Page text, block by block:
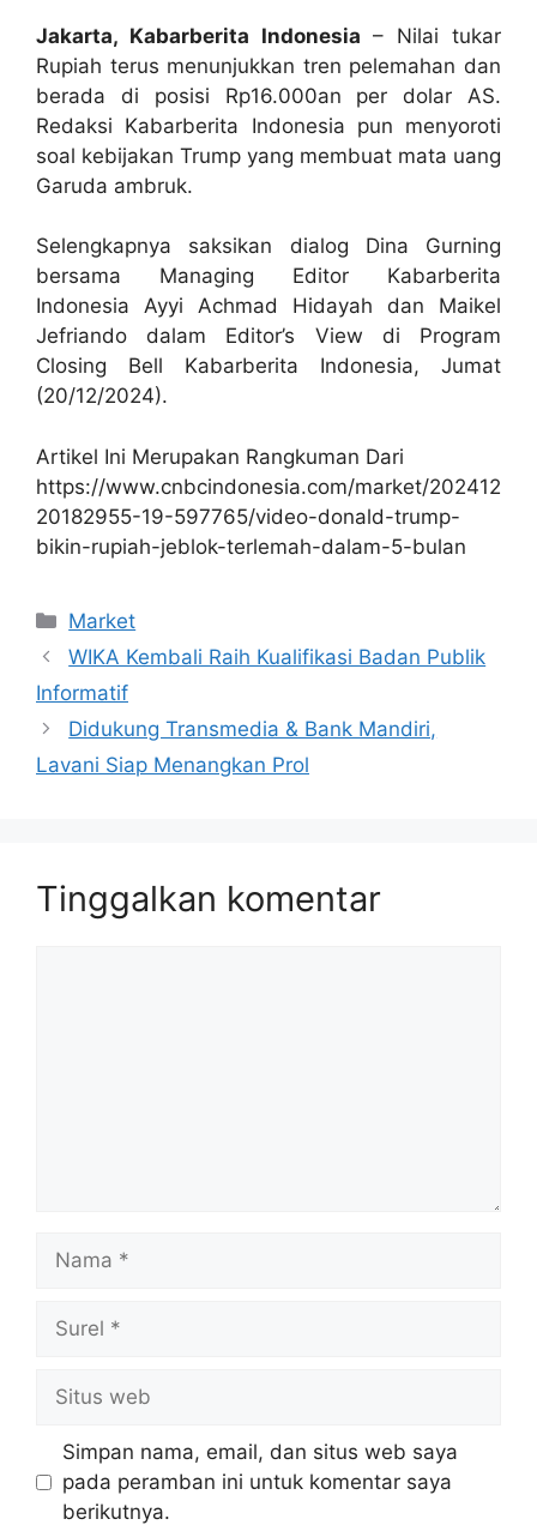
Jakarta, Kabarberita Indonesia – Nilai tukar
Rupiah terus menunjukkan tren pelemahan dan
berada di posisi Rp16.000an per dolar AS.
Redaksi Kabarberita Indonesia pun menyoroti
soal kebijakan Trump yang membuat mata uang
Garuda ambruk.
Selengkapnya saksikan dialog Dina Gurning
bersama Managing Editor Kabarberita
Indonesia Ayyi Achmad Hidayah dan Maikel
Jefriando dalam Editor’s View di Program
Closing Bell Kabarberita Indonesia, Jumat
(20/12/2024).
Artikel Ini Merupakan Rangkuman Dari
https://www.cnbcindonesia.com/market/202412
20182955-19-597765/video-donald-trump-
bikin-rupiah-jeblok-terlemah-dalam-5-bulan
Kategori
Market
WIKA Kembali Raih Kualifikasi Badan Publik
Informatif
Didukung Transmedia & Bank Mandiri,
Lavani Siap Menangkan Prol
Tinggalkan komentar
web
Simpan nama, email, dan situs web saya
pada peramban ini untuk komentar saya
berikutnya.